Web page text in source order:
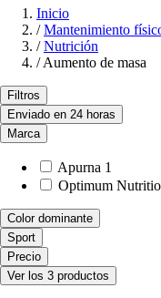
Inicio
/ Mantenimiento
/ Nutrición
/ Aumento de masa
Filtros
Enviado en 24 horas
Marca
Apurna 1
Optimum
Color dominante
Sport
Precio
Ver los 3 productos